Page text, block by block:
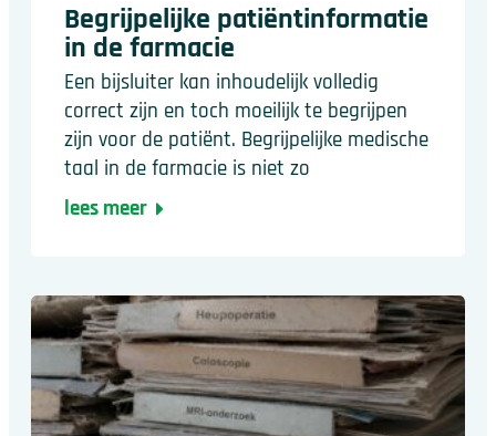
Begrijpelijke patiëntinformatie
in de farmacie
Een bijsluiter kan inhoudelijk volledig
correct zijn en toch moeilijk te begrijpen
zijn voor de patiënt. Begrijpelijke medische
taal in de farmacie is niet zo
lees meer